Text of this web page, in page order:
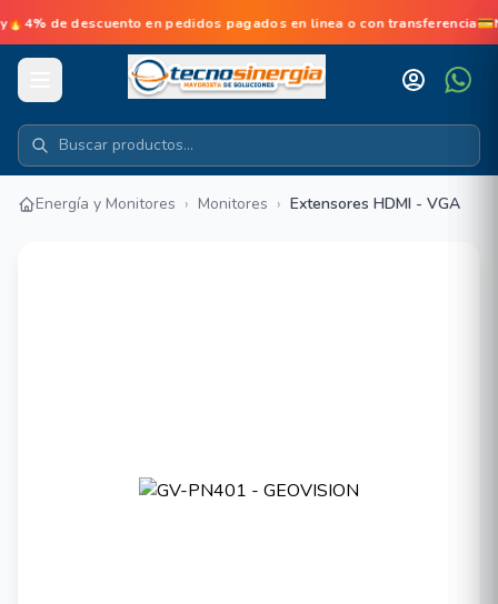
de descuento en pedidos pagados en linea o con
Energía y Monitores › Monitores › Extensores HDMI - VGA